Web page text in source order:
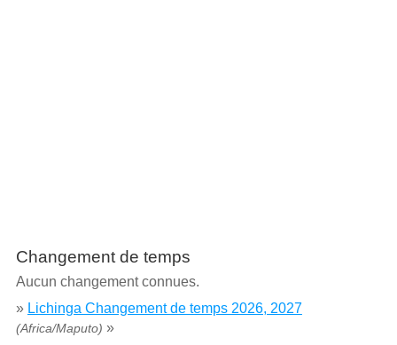
Changement de temps
Aucun changement connues.
» Lichinga Changement de temps 2026, 2027
(Africa/Maputo) »